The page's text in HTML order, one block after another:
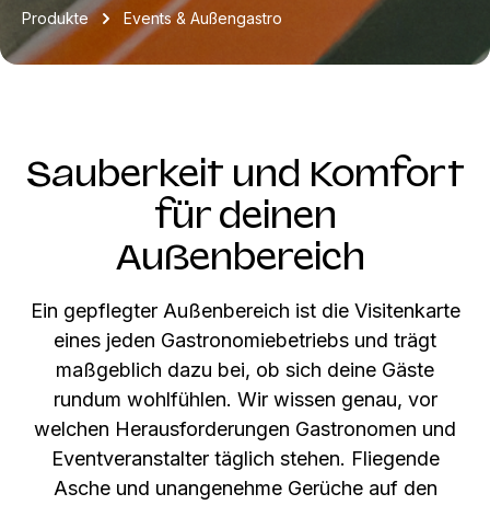
Produkte Events & Außengastro
Sauberkeit und Komfort
für deinen
Außenbereich
Ein gepflegter Außenbereich ist die Visitenkarte
eines jeden Gastronomiebetriebs und trägt
maßgeblich dazu bei, ob sich deine Gäste
rundum wohlfühlen. Wir wissen genau, vor
welchen Herausforderungen Gastronomen und
Eventveranstalter täglich stehen. Fliegende
Asche und unangenehme Gerüche auf den